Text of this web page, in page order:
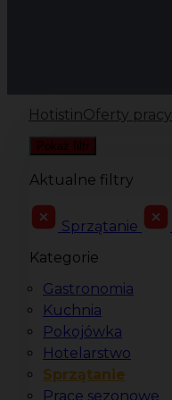
HotistinOferty pracy
Pokaż filtr
Aktualne filtry
Sprzątanie
Kategorie
Gastronomia
Kuchnia
Pokojówka
Hotelarstwo
Sprzątanie
Prace sezonowe